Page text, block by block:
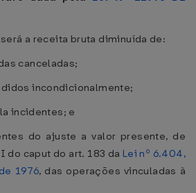
a receita bruta diminuída de:
canceladas;
incondicionalmente;
incidentes; e
do ajuste a valor presente, de
caput do art. 183 da Lei nº 6.404,
1976, das operações vinculadas à